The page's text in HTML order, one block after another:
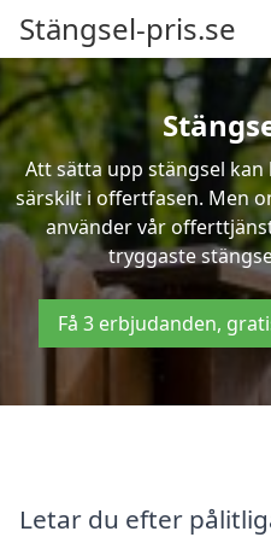
Stängsel-pris.se
Att sätta upp stängsel
särskilt i offertfasen. Men
använder vår
tryggaste
Få 3 erbjudanden,
Letar du efter